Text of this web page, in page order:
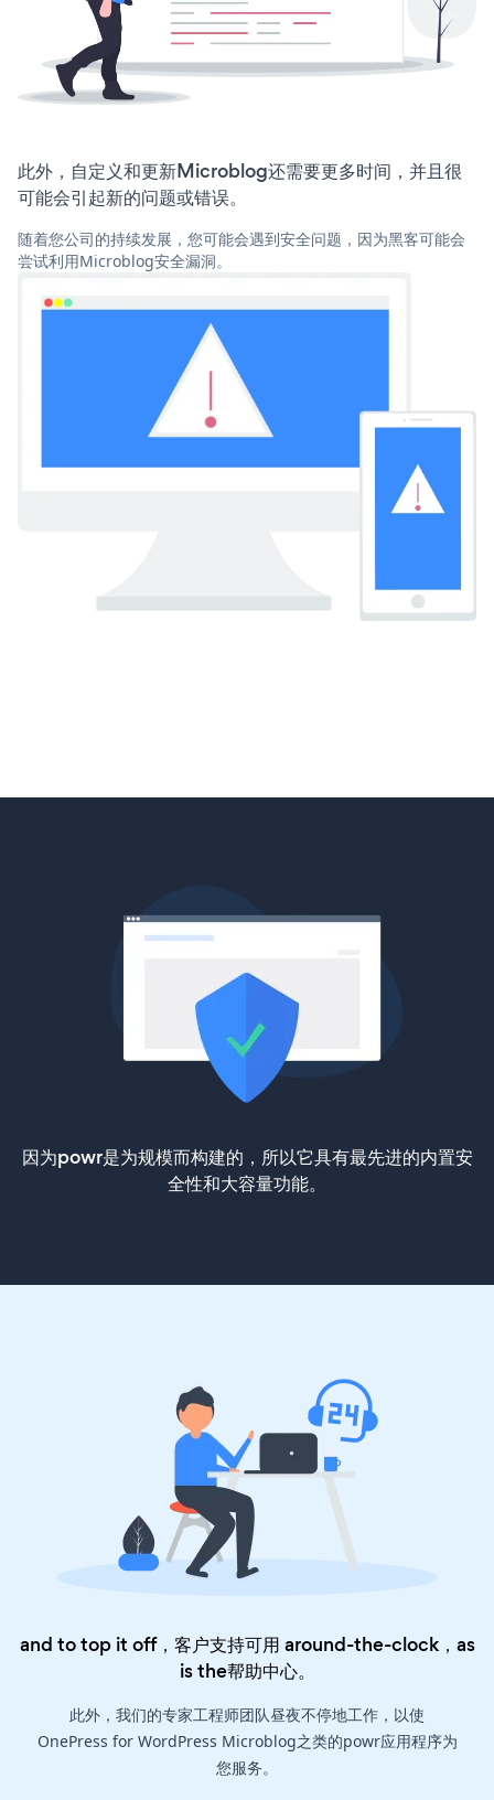
此外，自定义和更新Microblog还需要更多时间，并且很
可能会引起新的问题或错误。
随着您公司的持续发展，您可能会遇到安全问题，因为黑客可能会
尝试利用Microblog安全漏洞。
因为powr是为规模而构建的，所以它具有最先进的内置安
全性和大容量功能。
and to top it off，客户支持可用 around-the-clock，as
is the帮助中心。
此外，我们的专家工程师团队昼夜不停地工作，以使
OnePress for WordPress Microblog之类的powr应用程序为
您服务。